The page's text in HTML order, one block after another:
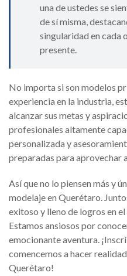
una de ustedes se
de sí misma,
singularidad en cada
presente.
No importa si son modelos
experiencia en la industria,
alcanzar sus metas y
profesionales altamente
personalizada y
preparadas para aprovechar
Así que no lo piensen más y
modelaje en Querétaro.
exitoso y lleno de logros en
Estamos ansiosos por
emocionante aventura.
comencemos a hacer
Querétaro!